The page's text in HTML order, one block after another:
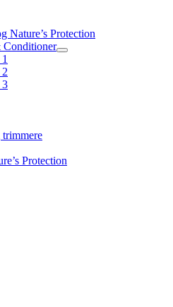
Nature’s Protection
Conditioner
3
Protection